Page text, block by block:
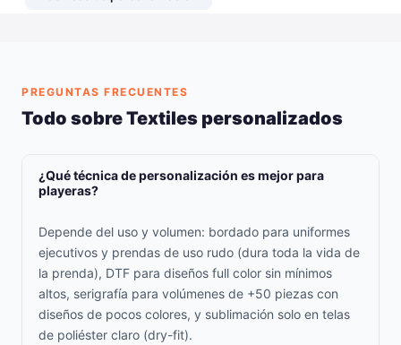
PREGUNTAS FRECUENTES
Todo sobre Textiles personalizados
¿Qué técnica de personalización es mejor para
playeras?
Depende del uso y volumen: bordado para uniformes
ejecutivos y prendas de uso rudo (dura toda la vida de
la prenda), DTF para diseños full color sin mínimos
altos, serigrafía para volúmenes de +50 piezas con
diseños de pocos colores, y sublimación solo en telas
de poliéster claro (dry-fit).